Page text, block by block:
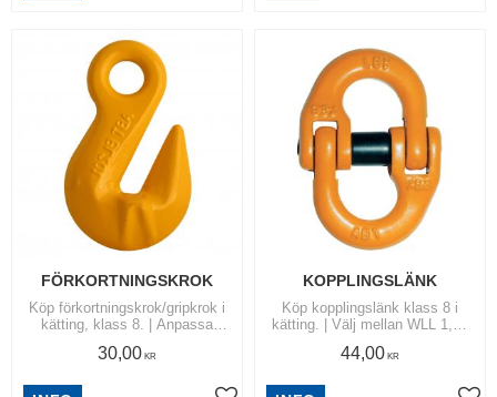
FÖRKORTNINGSKROK
Köp förkortningskrok/gripkrok i
kätting, klass 8. | Anpassa
lyftuppgiften. | Välj mellan
30,00 KR
KOPPLINGSLÄNK
Köp kopplingslänk klass 8 i
kätting. | Välj mellan WLL 1,12
och 8,0 ton. |
44,00 KR